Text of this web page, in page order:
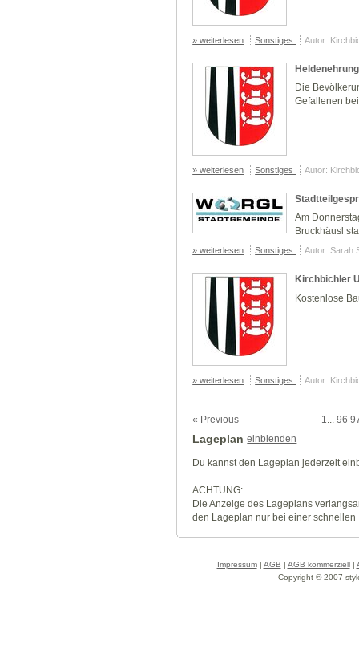
» weiterlesen Sonstiges Autor:
Die
Gefallenen
» weiterlesen Sonstiges Autor:
Am
Bruckhäusl
» weiterlesen Sonstiges Autor: Sarah
Kirchbichler
Kostenlose
» weiterlesen Sonstiges Autor:
« Previous 1 96
Lageplan einblenden
Du kannst den Lageplan jederzeit
ACHTUNG:
Die Anzeige des Lageplans
den Lageplan nur bei einer
Impressum| AGB | AGB kommerziell|
Copyright © 2007